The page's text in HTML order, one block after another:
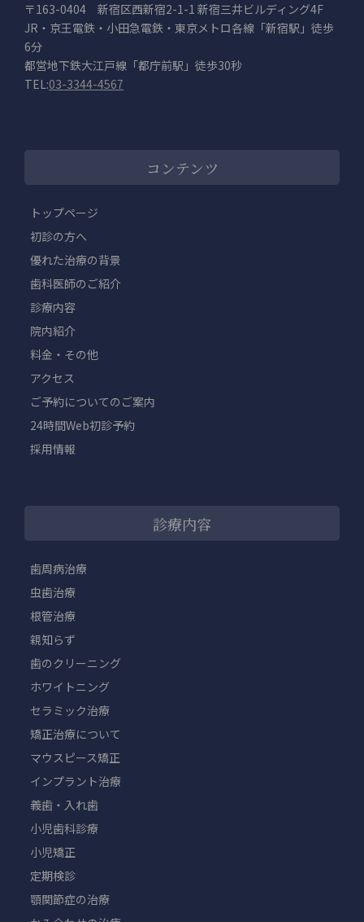
〒163-0404 新宿区西新宿2-1-1 新宿三井ビルディング4F
JR・京王電鉄・小田急電鉄・東京メトロ各線「新宿駅」徒歩
6分
都営地下鉄大江戸線「都庁前駅」徒歩30秒
TEL:03-3344-4567
コンテンツ
トップページ
初診の方へ
優れた治療の背景
歯科医師のご紹介
診療内容
院内紹介
料金・その他
アクセス
ご予約についてのご案内
24時間Web初診予約
採用情報
診療内容
歯周病治療
虫歯治療
根管治療
親知らず
歯のクリーニング
ホワイトニング
セラミック治療
矯正治療について
マウスピース矯正
インプラント治療
義歯・入れ歯
小児歯科診療
小児矯正
定期検診
顎関節症の治療